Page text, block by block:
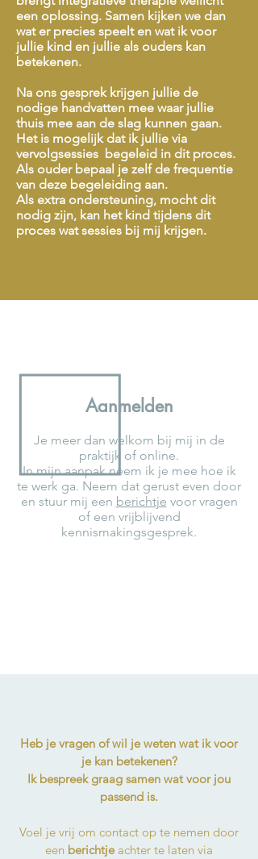
een oplossing. Samen kijken we dan
wat er precies speelt en wat ik voor
jullie kind en jullie als ouders kan
betekenen.
Na ons gesprek krijgen jullie de
nodige handvatten mee waar jullie
thuis mee aan de slag kunnen gaan.
Het is mogelijk dat ik jullie via
vervolgsessies begeleid in dit proces.
Als ouder bepaal je zelf de frequentie
van deze begeleiding aan.
Als extra ondersteuning, mocht dit
nodig zijn, kan het kind tijdens dit
proces wat sessies bij mij krijgen.
Aanmelden
Je meer dan welkom bij mij in de
praktijk of online.
In mijn aanpakneem ik je mee hoe ik
te werk ga. Neem dat gerust even door
en stuur mij een berichtje voor vragen
of een vrijblijvend
kennismakingsgesprek.
Heb je vragen of wil je weten wat ik voor
je kan betekenen?
Ik bespreek graag samen wat voor jou
passend is.
Voel je vrij om contact op te nemen door
een berichtje achter te laten via